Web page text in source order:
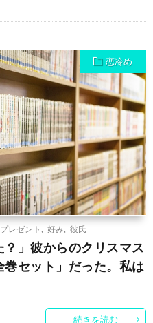
恋冷め
プレゼント 好み 彼氏
」彼からのクリスマス
セット」だった。私は
続きを読む